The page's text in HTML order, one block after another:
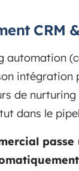
CRM
automation
de
dans le